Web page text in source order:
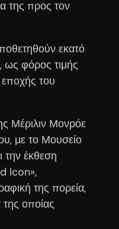
της προς τον
εκατό
ως φόρος τιμής
του
Μέριλιν Μονρόε
με το Μουσείο
την έκθεση
Icon»,
της πορεία,
οποίας